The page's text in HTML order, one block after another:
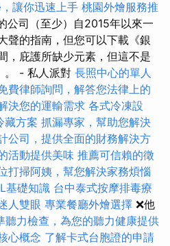
讓你迅速上手 桃園外燴服務推
公司（至少）自2015年以來一
聲的​​指南，但您可以下載《銀
，庇護所缺少元素，但這不是
。 - 私人派對 長照中心的單人
費律師詢問，解答您法律上的
決您的運輸需求 各式冷凍設
藏方案 抓漏專家，幫助您解決
公司，提供全面的財務解決方
活動提供美味 推薦可信賴的徵
打掃阿姨，幫您解決家務煩惱
基礎知識 台中泰式按摩排毒療
人雙眼 專業餐廳外燴選擇 ❌他
聽力檢查，為您的聽力健康提供
心概念 了解卡式台胞證的申請